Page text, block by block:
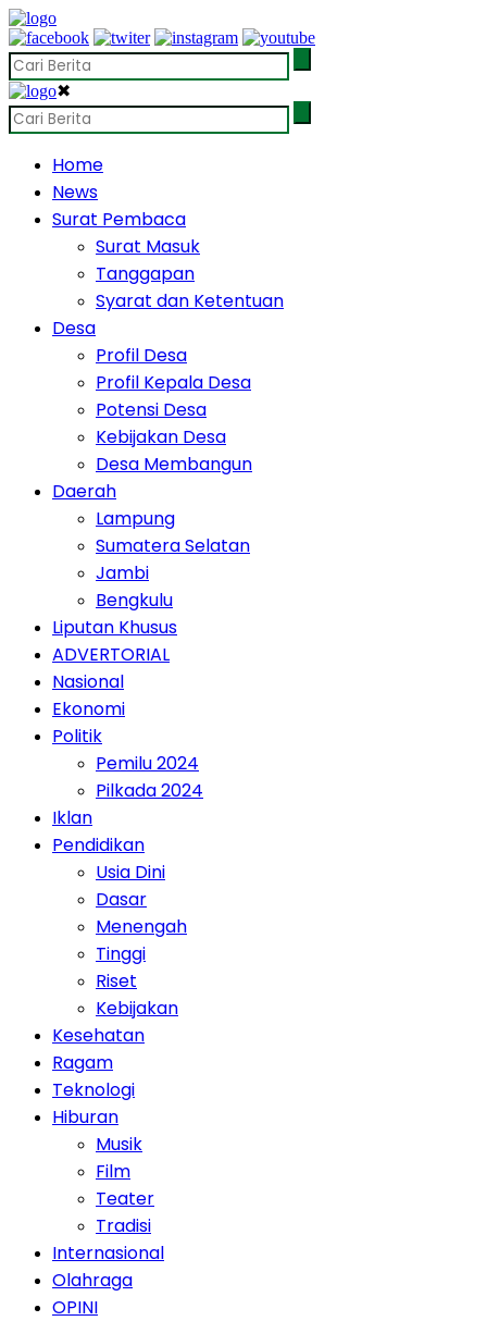
✖
Home
News
Surat Pembaca
Surat Masuk
Tanggapan
Syarat dan Ketentuan
Desa
Profil Desa
Profil Kepala Desa
Potensi Desa
Kebijakan Desa
Desa Membangun
Daerah
Lampung
Sumatera Selatan
Jambi
Bengkulu
Liputan Khusus
ADVERTORIAL
Nasional
Ekonomi
Politik
Pemilu 2024
Pilkada 2024
Iklan
Pendidikan
Usia Dini
Dasar
Menengah
Tinggi
Riset
Kebijakan
Kesehatan
Ragam
Teknologi
Hiburan
Musik
Film
Teater
Tradisi
Internasional
Olahraga
OPINI